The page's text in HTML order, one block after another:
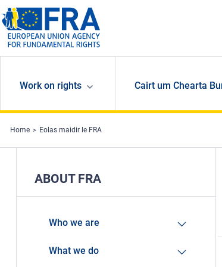
Skip to main content
Work on rights Cairt um Chearta
Home Eolas maidir le FRA
ABOUT FRA
Who we are
What we do